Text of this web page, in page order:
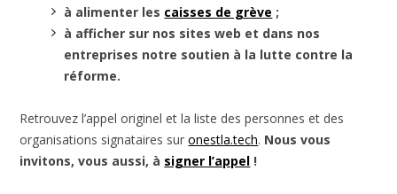
à alimenter les caisses de grève ;
à afficher sur nos sites web et dans nos
entreprises notre soutien à la lutte contre la
réforme.
Retrouvez l’appel originel et la liste des personnes et des
organisations signataires suronestla.tech. Nous vous
invitons, vous aussi, à signer l’appel !